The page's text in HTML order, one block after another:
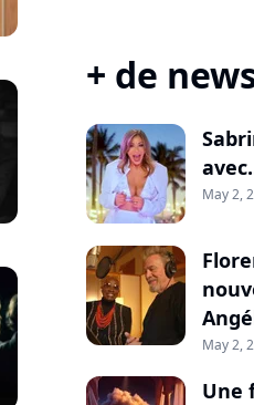
+ de
May 2,
May 2,
Une